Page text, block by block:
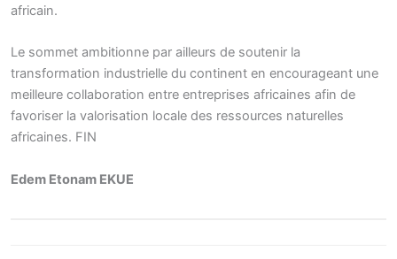
africain.
Le sommet ambitionne par ailleurs de soutenir la
transformation industrielle du continent en encourageant une
meilleure collaboration entre entreprises africaines afin de
favoriser la valorisation locale des ressources naturelles
africaines. FIN
Edem Etonam EKUE